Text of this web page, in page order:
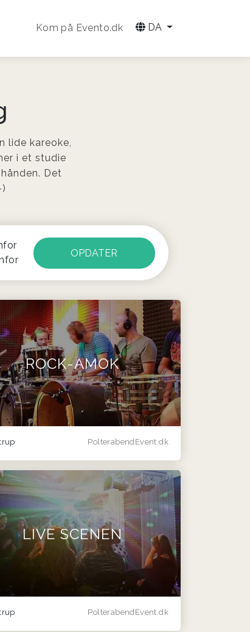
Kom på Evento.dk DA
lide kareoke,
i et studie
Det
ROCK-AMOK
PolterabendEvent.dk
LIVE SCENEN
PolterabendEvent.dk